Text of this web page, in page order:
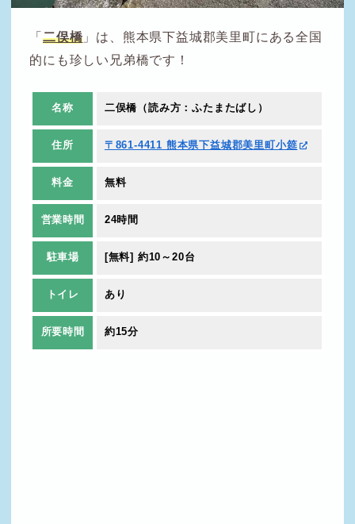
「二俣橋 」は、熊本県下益城郡美里町にある全国
的にも珍しい兄弟橋です！
名称 二俣橋（読み方：ふたまたばし）
住所 〒861-4411 熊本県下益城郡美里町小筵
料金 無料
営業時間 24時間
駐車場 [無料] 約10～20台
トイレ あり
所要時間 約15分